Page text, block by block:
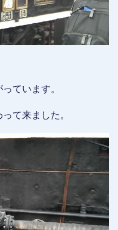
ています。
て来ました。